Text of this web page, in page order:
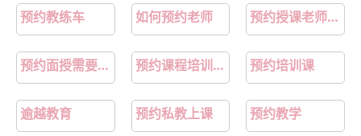
预约教练车 如何预约老师 预约授课老师是什么
预约面授需要什么条件 预约课程培训是怎么设置的 预约培训课
逾越教育 预约私教上课 预约教学